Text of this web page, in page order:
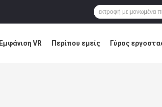
Εμφάνιση VR Περίπου εμείς Γύρος